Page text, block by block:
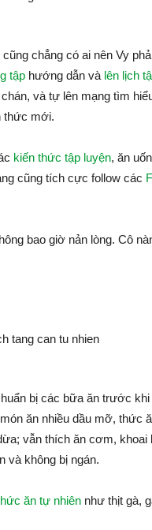
chẳng có ai nên Vy
tập hướng dẫn và lên lịch
và tự lên mạng tìm
thức mới.
kiến thức tập luyện, ăn
cũng tích cực follow các
bao giờ nản lòng. Cô
bị các bữa ăn trước
ăn nhiều dầu mỡ, thức
vẫn thích ăn cơm, khoai
và không bị ngán.
ăn tự nhiên như thịt gà,